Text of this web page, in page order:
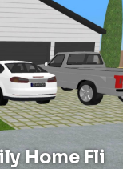
Home Fli